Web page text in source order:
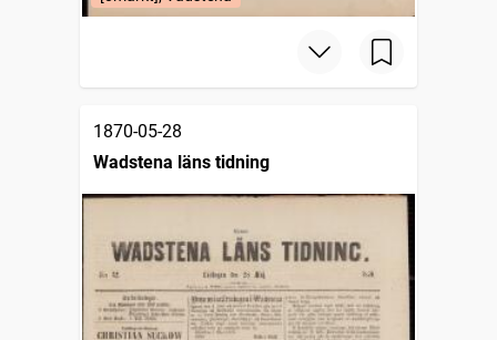
1870-05-28
Wadstena läns tidning